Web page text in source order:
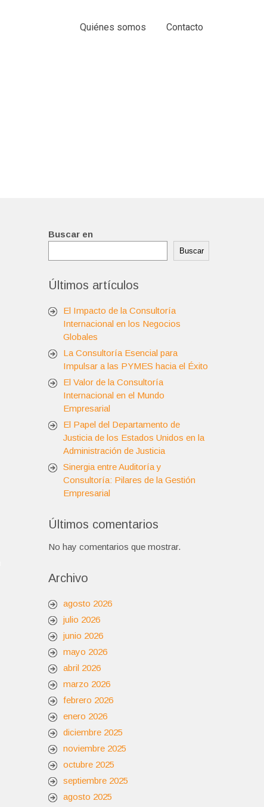
Quiénes somos Contacto
Buscar en
Buscar
Últimos artículos
El Impacto de la Consultoría
Internacional en los Negocios
Globales
La Consultoría Esencial para
Impulsar a las PYMES hacia el Éxito
El Valor de la Consultoría
Internacional en el Mundo
Empresarial
El Papel del Departamento de
Justicia de los Estados Unidos en la
Administración de Justicia
Sinergia entre Auditoría y
Consultoría: Pilares de la Gestión
Empresarial
Últimos comentarios
No hay comentarios que mostrar.
Archivo
agosto 2026
julio 2026
junio 2026
mayo 2026
abril 2026
marzo 2026
febrero 2026
enero 2026
diciembre 2025
noviembre 2025
octubre 2025
septiembre 2025
agosto 2025